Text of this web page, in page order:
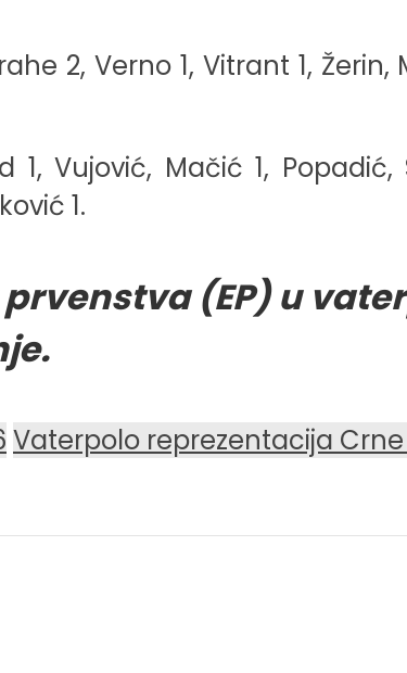
2, Verno 1, Vitrant 1,
1, Vujović, Mačić 1,
1.
(EP) u
Vaterpolo reprezentacija